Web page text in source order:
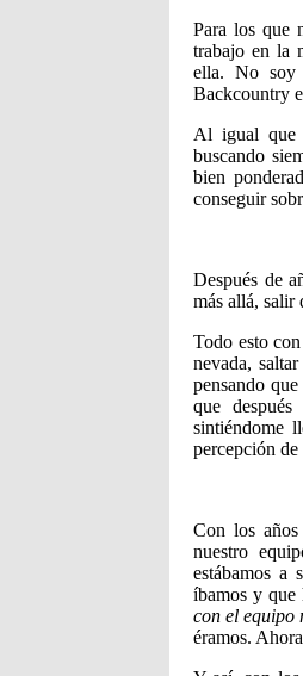
Para los que
trabajo en la
ella. No soy
Backcountry
Al igual que
buscando
bien
conseguir
Después de
más allá, salir
Todo esto
nevada,
pensando
que
sintiéndome
percepción de
Con los años
nuestro
estábamos a
íbamos y que
con el equipo
éramos.